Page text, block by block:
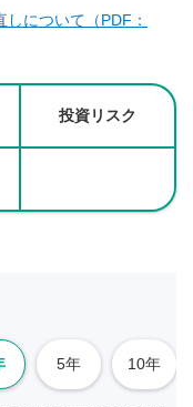
について（PDF：
投資リスク